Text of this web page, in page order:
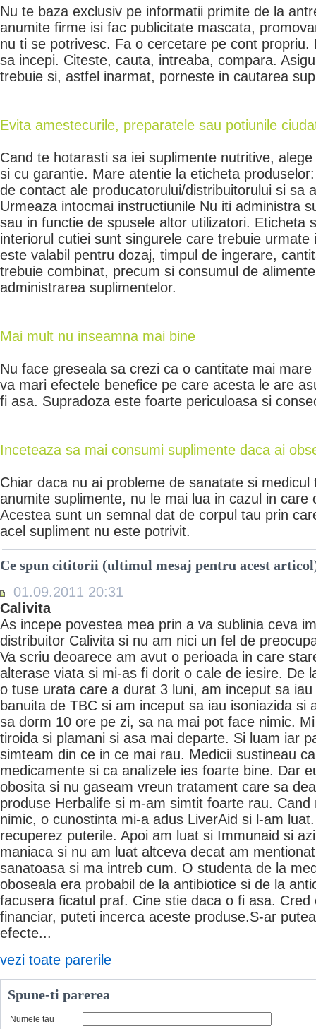
Nu te baza exclusiv pe informatii primite de la
anumite firme isi fac publicitate mascata,
nu ti se potrivesc. Fa o cercetare pe cont
sa incepi. Citeste, cauta, intreaba, compara.
trebuie si, astfel inarmat, porneste in cautarea
Evita amestecurile, preparatele sau potiunile
Cand te hotarasti sa iei suplimente nutritive,
si cu garantie. Mare atentie la eticheta
de contact ale producatorului/distribuitorului si sa
Urmeaza intocmai instructiunile Nu iti administra
sau in functie de spusele altor utilizatori. Eticheta
interiorul cutiei sunt singurele care trebuie urmate
este valabil pentru dozaj, timpul de ingerare,
trebuie combinat, precum si consumul de
administrarea suplimentelor.
Mai mult nu inseamna mai bine
Nu face greseala sa crezi ca o cantitate mai
va mari efectele benefice pe care acesta le are
fi asa. Supradoza este foarte periculoasa si
Inceteaza sa mai consumi suplimente daca ai
Chiar daca nu ai probleme de sanatate si medicul
anumite suplimente, nu le mai lua in cazul in care
Acestea sunt un semnal dat de corpul tau prin
acel supliment nu este potrivit.
Ce spun cititorii (ultimul mesaj pentru acest
01.09.2011 20:31
Calivita
As incepe povestea mea prin a va sublinia ceva
distribuitor Calivita si nu am nici un fel de
Va scriu deoarece am avut o perioada in care
alterase viata si mi-as fi dorit o cale de iesire. De
o tuse urata care a durat 3 luni, am inceput sa
banuita de TBC si am inceput sa iau isoniazida si
sa dorm 10 ore pe zi, sa na mai pot face nimic.
tiroida si plamani si asa mai departe. Si luam iar
simteam din ce in ce mai rau. Medicii sustineau
medicamente si ca analizele ies foarte bine. Dar
obosita si nu gaseam vreun tratament care sa
produse Herbalife si m-am simtit foarte rau.
nimic, o cunostinta mi-a adus LiverAid si l-am
recuperez puterile. Apoi am luat si Immunaid si
maniaca si nu am luat altceva decat am
sanatoasa si ma intreb cum. O studenta de la
oboseala era probabil de la antibiotice si de la
facusera ficatul praf. Cine stie daca o fi asa.
financiar, puteti incerca aceste produse.S-ar
efecte...
vezi toate parerile
Spune-ti parerea
Numele tau